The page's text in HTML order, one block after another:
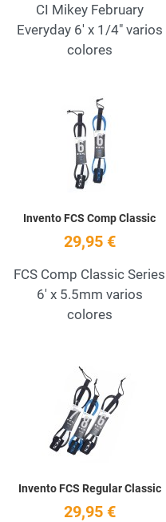
CI Mikey February
Everyday 6' x 1/4" varios
colores
Invento FCS Comp Classic
29,95 €
FCS Comp Classic Series
6' x 5.5mm varios
colores
Invento FCS Regular Classic
29,95 €